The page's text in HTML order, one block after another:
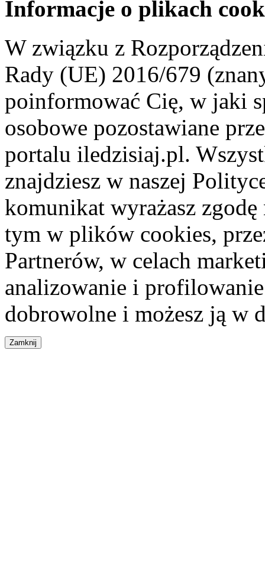
Informacje o plikach
W związku z
Rady (UE) 2016/679
poinformować Cię, w jaki
osobowe pozostawiane
portalu iledzisiaj.pl.
znajdziesz w naszej
komunikat wyrażasz
tym w plików cookies,
Partnerów, w celach
analizowanie i
dobrowolne i możesz ją w